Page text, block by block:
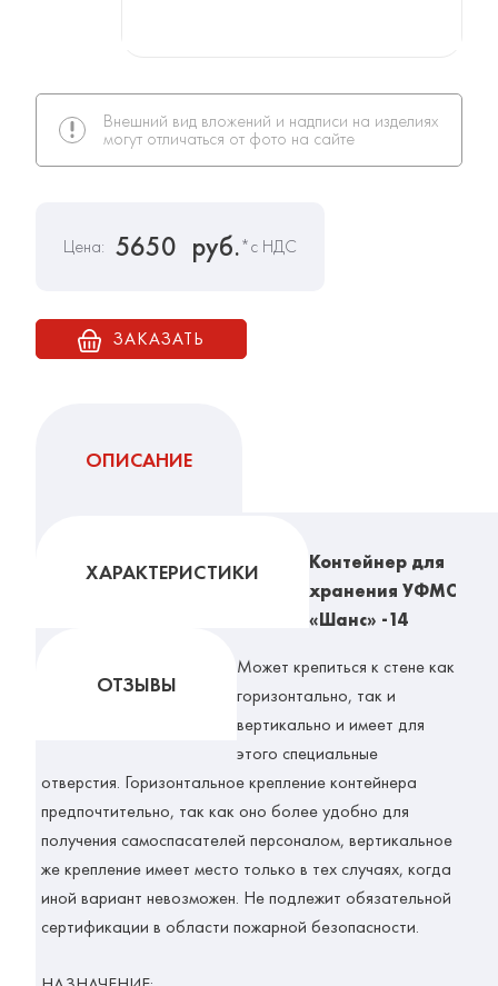
Внешний вид вложений и надписи на изделиях
могут отличаться от фото на сайте
Цена: 5650 руб.*с НДС
ЗАКАЗАТЬ
ОПИСАНИЕ
ХАРАКТЕРИСТИКИ
ОТЗЫВЫ
Контейнер для
хранения УФМС
«Шанс» -14
Может крепиться к стене как
горизонтально, так и
вертикально и имеет для
этого специальные
отверстия. Горизонтальное крепление контейнера
предпочтительно, так как оно более удобно для
получения самоспасателей персоналом, вертикальное
же крепление имеет место только в тех случаях, когда
иной вариант невозможен. Не подлежит обязательной
сертификации в области пожарной безопасности.